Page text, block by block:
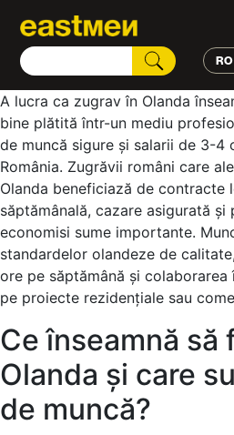
RO
A lucra ca zugrav în Olanda
bine plătită într-un mediu
de muncă sigure și salarii de 3-4
România. Zugrăvii români care
Olanda beneficiază de contracte
săptămânală, cazare asigurată și
economisi sume importante.
standardelor olandeze de
ore pe săptămână și
pe proiecte rezidențiale sau
Ce înseamnă să
Olanda și care
de muncă?